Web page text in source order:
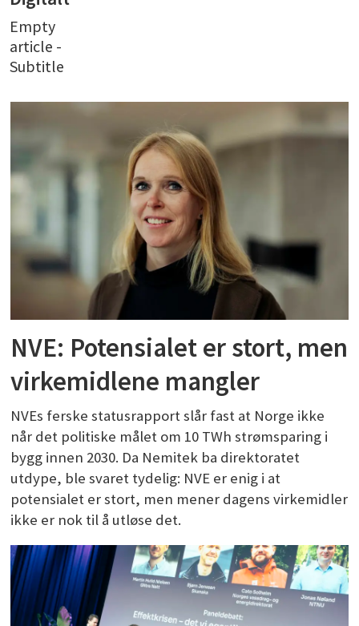
Empty
article -
Subtitle
NVE: Potensialet er stort, men
virkemidlene mangler
NVEs ferske statusrapport slår fast at Norge ikke
når det politiske målet om 10 TWh strømsparing i
bygg innen 2030. Da Nemitek ba direktoratet
utdype, ble svaret tydelig: NVE er enig i at
potensialet er stort, men mener dagens virkemidler
ikke er nok til å utløse det.